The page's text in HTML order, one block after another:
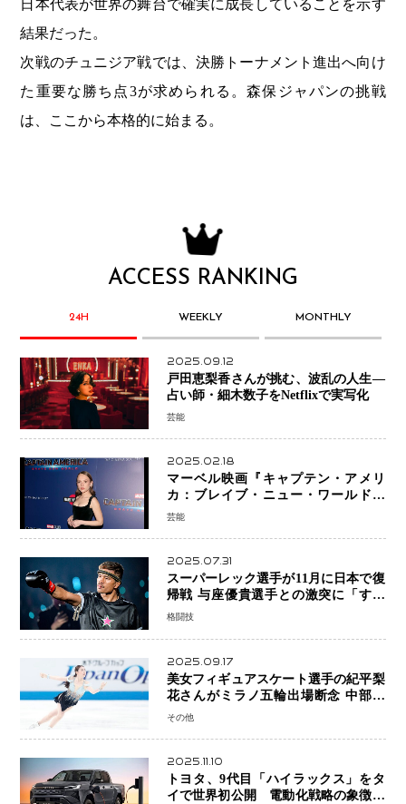
日本代表が世界の舞台で確実に成長していることを示す
結果だった。
次戦のチュニジア戦では、決勝トーナメント進出へ向け
た重要な勝ち点3が求められる。森保ジャパンの挑戦
は、ここから本格的に始まる。
ACCESS RANKING
24H WEEKLY MONTHLY
2025.09.12
戸田恵梨香さんが挑む、波乱の人生―
占い師・細木数子をNetflixで実写化
芸能
2025.02.18
マーベル映画『キャプテン・アメリ
カ：ブレイブ・ニュー・ワールド』
新ブラック・ウィドウ役のシラ・ハー
芸能
2025.07.31
スーパーレック選手が11月に日本で復
帰戦 与座優貴選手との激突に「すべ
ての技術を見せたい」
格闘技
2025.09.17
美女フィギュアスケート選手の紀平梨
花さんがミラノ五輪出場断念 中部選
手権欠場を発表「安全最優先の判断」
その他
2025.11.10
トヨタ、9代目「ハイラックス」をタ
イで世界初公開 電動化戦略の象徴と